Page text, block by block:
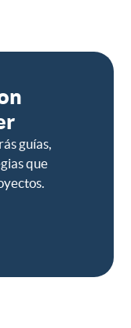
guías,
que